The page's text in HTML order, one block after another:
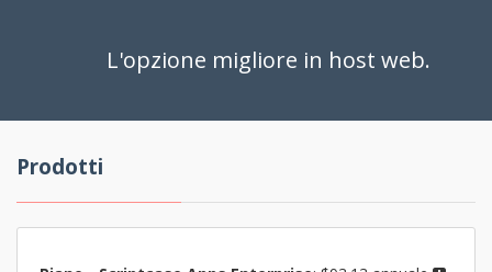
L'opzione migliore in host web.
Prodotti